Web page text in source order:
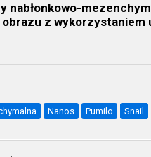
nabłonkowo-
z wykorzystaniem
Nanos Pumilo Snail